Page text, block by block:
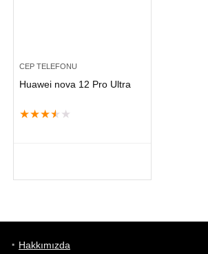
CEP TELEFONU
Huawei nova 12 Pro Ultra
★★★★ ★
Hakkımızda